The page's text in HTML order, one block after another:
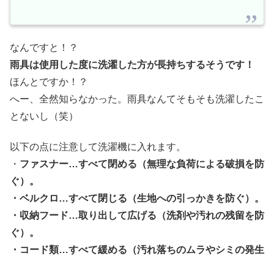
なんですと！？
雨具は使用した度に洗濯した方が長持ちするそうです！
ほんとですか！？
へー、全然知らなかった。雨具なんてそもそも洗濯したこ
とないし（笑）
以下の点に注意して洗濯機に入れます。
・ ファスナー…すべて閉める（無理な負荷による破損を防
ぐ）。
・ベルクロ…すべて閉じる（生地への引っかきを防ぐ）。
・収納フード…取り出して広げる（洗剤や汚れの残留を防
ぐ）。
・コード類…すべて緩める（汚れ落ちのムラやシミの発生